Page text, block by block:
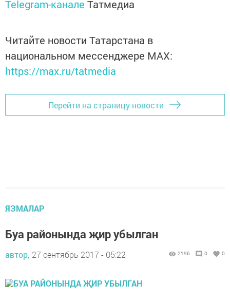
Telegram-канале Татмедиа
Читайте новости Татарстана в
национальном мессенджере MАХ:
https://max.ru/tatmedia
Перейти на страницу новости
ЯЗМАЛАР
Буа районында җир убылган
автор, 27 сентябрь 2017 - 05:22 2196 0 0